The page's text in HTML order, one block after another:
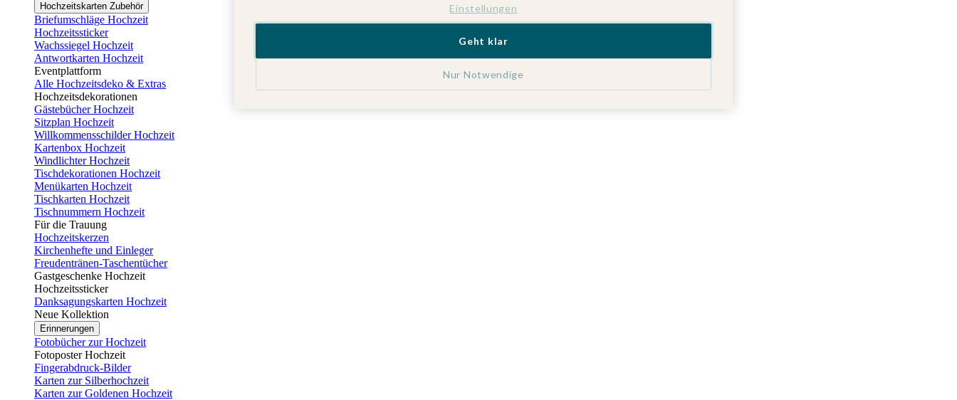
Hochzeitskarten Zubehör
Briefumschläge Hochzeit
Hochzeitssticker
Wachssiegel Hochzeit
Antwortkarten Hochzeit
Eventplattform
Alle Hochzeitsdeko & Extras
Hochzeitsdekorationen
Gästebücher Hochzeit
Sitzplan Hochzeit
Willkommensschilder Hochzeit
Kartenbox Hochzeit
Windlichter Hochzeit
Tischdekorationen Hochzeit
Menükarten Hochzeit
Tischkarten Hochzeit
Tischnummern Hochzeit
Für die Trauung
Hochzeitskerzen
Kirchenhefte und Einleger
Freudentränen-Taschentücher
Gastgeschenke Hochzeit
Hochzeitssticker
Danksagungskarten Hochzeit
Neue Kollektion
Erinnerungen
Fotobücher zur Hochzeit
Fotoposter Hochzeit
Fingerabdruck-Bilder
Karten zur Silberhochzeit
Karten zur Goldenen Hochzeit
Einstellungen
Nur Notwendige
Geht klar